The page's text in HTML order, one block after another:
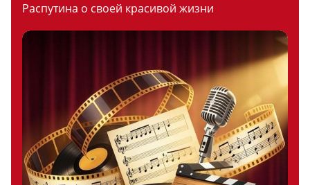
Распутина о своей красивой жизни